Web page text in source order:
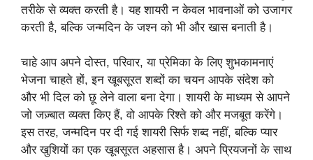
तरीके से व्यक्त करती है। यह शायरी न केवल भावनाओं को उजागर
करती है, बल्कि जन्मदिन के जश्न को भी और खास बनाती है।
चाहे आप अपने दोस्त, परिवार, या प्रेमिका के लिए शुभकामनाएं
भेजना चाहते हों, इन खूबसूरत शब्दों का चयन आपके संदेश को
और भी दिल को छू लेने वाला बना देगा। शायरी के माध्यम से आपने
जो जज़्बात व्यक्त किए हैं, वो आपके रिश्ते को और मजबूत करेंगे।
इस तरह, जन्मदिन पर दी गई शायरी सिर्फ शब्द नहीं, बल्कि प्यार
और खुशियों का एक खूबसूरत अहसास है। अपने प्रियजनों के साथ